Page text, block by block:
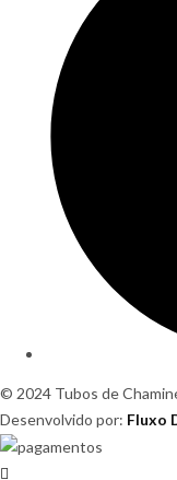
© 2024 Tubos de
Desenvolvido por: Fluxo